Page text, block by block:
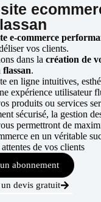
e-commerce
vos clients.
dans la création de
flassan.
en ligne intuitives,
expérience utilisateur
produits ou services
sécurisé, la gestion
permettront de
en un véritable
de vos clients
abonnement
devis gratuit